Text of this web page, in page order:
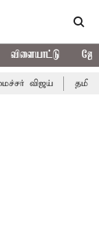
விளையாட்டு
தமிழக